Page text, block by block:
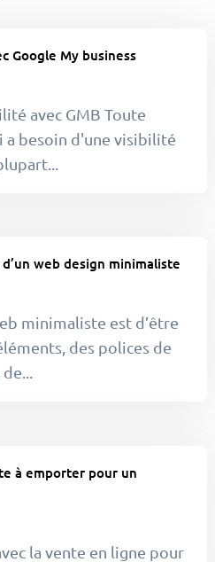
Google My business
avec GMB Toute
besoin d'une visibilité
web design minimaliste
minimaliste est d’être
des polices de
à emporter pour un
la vente en ligne pour